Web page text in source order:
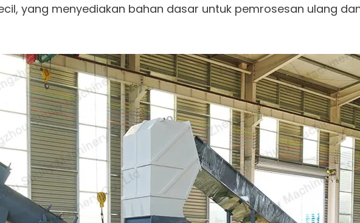
yang menyediakan bahan dasar untuk pemrosesan ulang